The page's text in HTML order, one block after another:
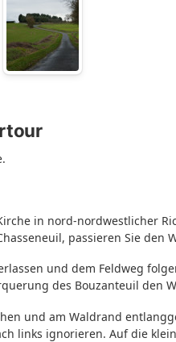
in nord-nordwestlicher
passieren Sie den
und dem Feldweg
des Bouzanteuil den
und am Waldrand
links ignorieren. Auf die